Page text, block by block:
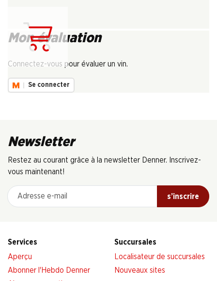
Mon évaluation
Connectez-vous pour évaluer un vin.
Se connecter
Newsletter
Restez au courant grâce à la newsletter Denner. Inscrivez-
vous maintenant!
Adresse e-mail
s’inscrire
Services
Aperçu
Abonner l'Hebdo Denner
Succursales
Localisateur de succursales
Nouveaux sites